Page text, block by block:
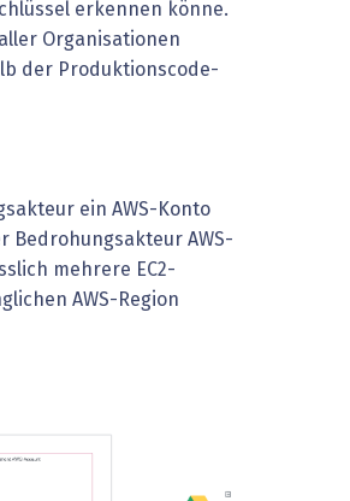
erkennen könne.
Organisationen
der Produktionscode-
ein AWS-Konto
Bedrohungsakteur AWS-
mehrere EC2-
AWS-Region